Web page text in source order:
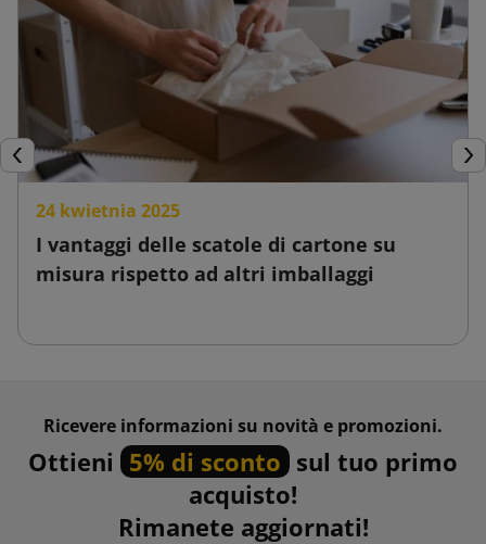
Precedente
24 kwietnia 2025
I vantaggi delle scatole di cartone su
misura rispetto ad altri imballaggi
Ricevere informazioni su novità e promozioni.
Ottieni 5% di sconto sul tuo primo
acquisto!
Rimanete aggiornati!